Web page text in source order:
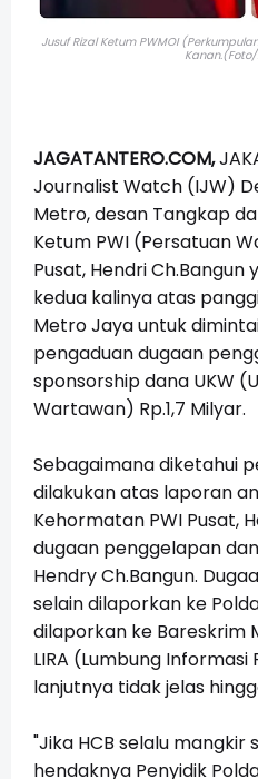
Jusuf Rizal Ketum PWMOI
JAGATANTERO.COM,
Journalist Watch (IJW)
Metro, desan Tangkap
Ketum PWI (Persatuan
Pusat, Hendri
kedua kalinya atas
Metro Jaya untuk
pengaduan dugaan
sponsorship dana UKW
Wartawan) Rp.1,7 Milyar.
Sebagaimana diketahui
dilakukan atas laporan
Kehormatan PWI Pusat,
dugaan penggelapan
Hendry Ch.Bangun.
selain dilaporkan ke
dilaporkan ke Bareskrim
LIRA (Lumbung
lanjutnya tidak jelas
"Jika HCB selalu mangkir
hendaknya Penyidik